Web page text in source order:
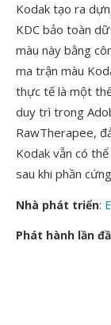
Kodak tạo ra
KDC bảo toàn
màu này bằng
ma trận màu
thực tế là một
duy trì trong
RawTherapee,
Kodak vẫn có
sau khi phần
Nhà phát triển:
Phát hành lần